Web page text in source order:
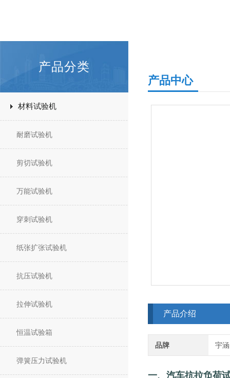
产品分类
材料试验机
耐磨试验机
剪切试验机
万能试验机
穿刺试验机
纸张扩张试验机
抗压试验机
拉伸试验机
恒温试验箱
弹簧压力试验机
产品中心
产品介绍
品牌 宇涵
一、汽车抗拉负荷